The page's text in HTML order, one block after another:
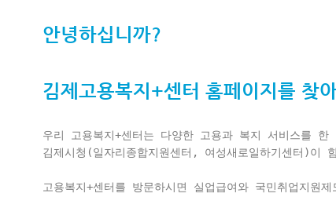
안녕하십니까?
김제고용복지+센터 홈페이지를 찾
우리 고용복지+센터는 다양한 고용과 복지 서비스를
김제시청(일자리종합지원센터, 여성새로일하기센터)이
고용복지+센터를 방문하시면 실업급여와 국민취업지원